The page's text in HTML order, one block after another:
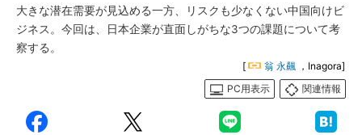
大きな潜在需要が見込める一方、リスクも少なくない中国向けビ
ジネス。今回は、日本企業が直面しがちな3つの課題について考
察する。
[ 翁 永飆 ，Inagora]
PC用表示
関連情報